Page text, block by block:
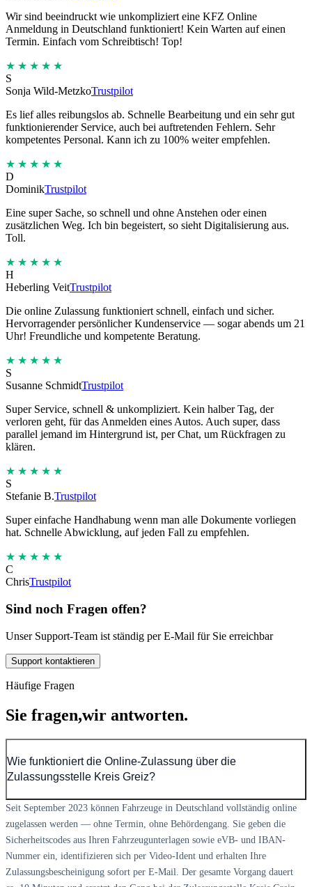
Wir sind beeindruckt wie unkompliziert eine KFZ Online
Anmeldung in Deutschland funktioniert! Kein Warten auf einen
Termin. Einfach vom Schreibtisch! Top!
★★★★★
S
Sonja Wild-MetzkoTrustpilot
Es lief alles reibungslos ab. Schnelle Bearbeitung und ein sehr gut
funktionierender Service, auch bei auftretenden Fehlern. Sehr
kompetentes Personal. Kann ich zu 100% weiter empfehlen.
★★★★★
D
DominikTrustpilot
Eine super Sache, so schnell und ohne Anstehen oder einen
zusätzlichen Weg. Ich bin begeistert, so sieht Digitalisierung aus.
Toll.
★★★★★
H
Heberling VeitTrustpilot
Die online Zulassung funktioniert schnell, einfach und sicher.
Hervorragender persönlicher Kundenservice — sogar abends um 21
Uhr! Freundliche und kompetente Beratung.
★★★★★
S
Susanne SchmidtTrustpilot
Super Service, schnell & unkompliziert. Kein halber Tag, der
verloren geht, für das Anmelden eines Autos. Auch super, dass
parallel jemand im Hintergrund ist, per Chat, um Rückfragen zu
klären.
★★★★★
S
Stefanie B.Trustpilot
Super einfache Handhabung wenn man alle Dokumente vorliegen
hat. Schnelle Abwicklung, auf jeden Fall zu empfehlen.
★★★★★
C
ChrisTrustpilot
Sind noch Fragen offen?
Unser Support-Team ist ständig per E-Mail für Sie erreichbar
Support kontaktieren
Häufige Fragen
Sie fragen,wir antworten.
Wie funktioniert die Online-Zulassung über die
Zulassungsstelle Kreis Greiz?
Seit September 2023 können Fahrzeuge in Deutschland vollständig online
zugelassen werden — ohne Termin, ohne Behördengang. Sie geben die
Sicherheitscodes aus Ihren Fahrzeugunterlagen sowie eVB- und IBAN-
Nummer ein, identifizieren sich per Video-Ident und erhalten Ihre
Zulassungsbescheinigung sofort per E-Mail. Der gesamte Vorgang dauert